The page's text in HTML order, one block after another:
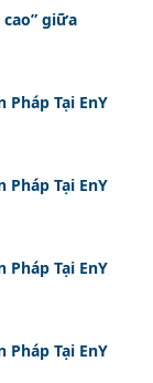
giữa
Pháp Tại EnY
Pháp Tại EnY
Pháp Tại EnY
Pháp Tại EnY